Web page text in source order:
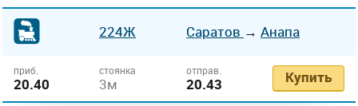
224Ж Саратов → Анапа
приб.
20.40
стоянка
3м
отправ.
20.43 Купить